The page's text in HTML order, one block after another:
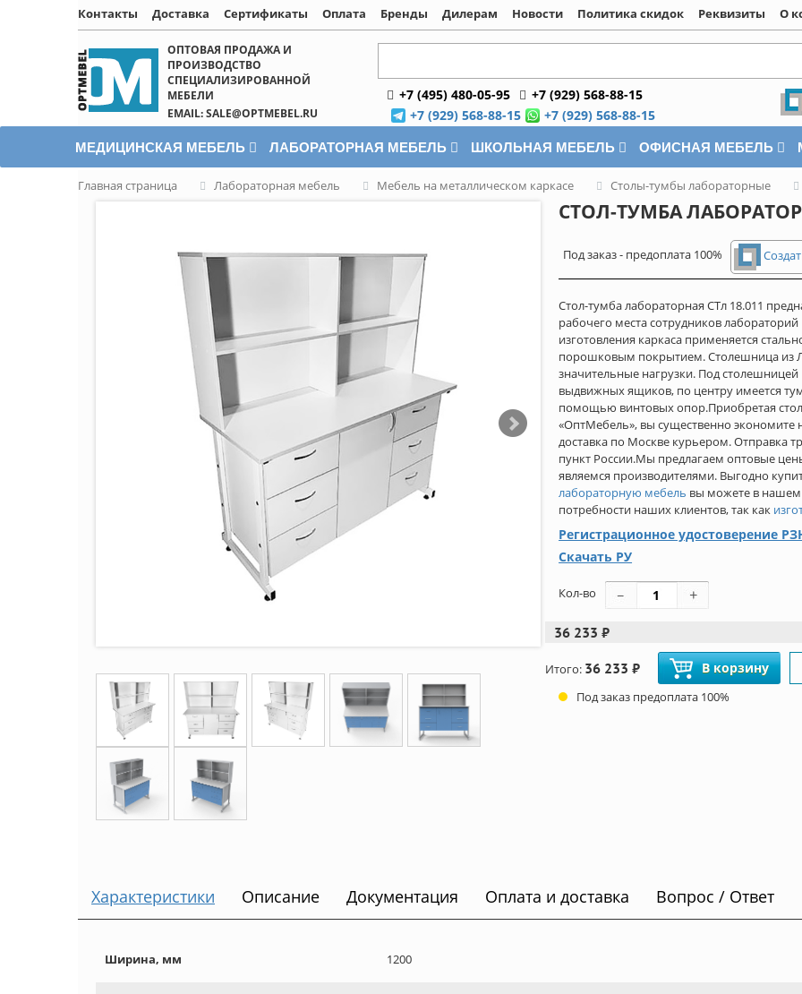
Контакты Доставка Сертификаты Оплата Бренды Дилерам Новости Политика скидок Реквизиты
О
Написать онлайнОПТОВАЯ ПРОДАЖА И
ПРОИЗВОДСТВО
СПЕЦИАЛИЗИРОВАННОЙ
МЕБЕЛИ
EMAIL: SALE@OPTMEBEL.RU
+7 (495) 480-05-95
+7 (929) 568-88-15
+7 (929) 568-88-15
+7 (929) 568-88-15
МЕДИЦИНСКАЯ МЕБЕЛЬ ЛАБОРАТОРНАЯ МЕБЕЛЬ ШКОЛЬНАЯ МЕБЕЛЬ ОФИСНАЯ МЕБЕЛЬ
Главная страница Лабораторная мебель Мебель на металлическом каркасе Столы-тумбы лабораторные
СТОЛ-ТУМБА
Под заказ - предоплата 100%
Стол-тумба лабораторная СТл 18.011
рабочего места сотрудников
изготовления каркаса применяется
порошковым покрытием. Столешница из
значительные нагрузки. Под
выдвижных ящиков, по центру имеется
помощью винтовых опор.Приобретая
«ОптМебель», вы существенно экономите
доставка по Москве курьером. Отправка
пункт России.Мы предлагаем оптовые
являемся производителями. Выгодно
лабораторную мебель вы можете в
потребности наших клиентов, так как
Регистрационное удостоверение
Скачать РУ
Кол-во
36 233 ₽
Итого: 36 233 ₽ В корзину
Под заказ предоплата 100%
Характеристики Описание Документация Оплата и доставка Вопрос / Ответ
Ширина, мм 1200